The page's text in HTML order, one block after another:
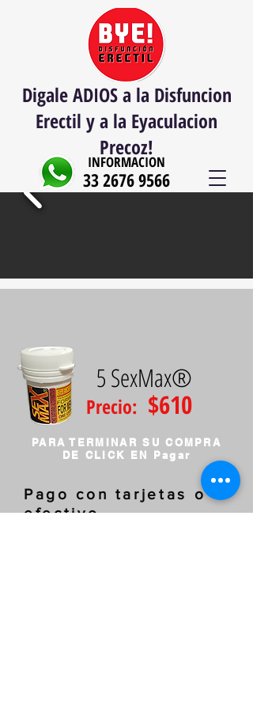
Digale ADIOS a la Disfuncion
Erectil y a la Eyaculacion
Precoz!
INFORMACION
33 2676 9566
33 3952 6851
PARA TERMINAR SU COMPRA
DE CLICK EN Pagar
Pago con tarjetas o
efectivo
5 SexMax®
Precio: $610